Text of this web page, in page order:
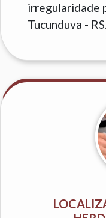
irregularidade
Tucunduva -